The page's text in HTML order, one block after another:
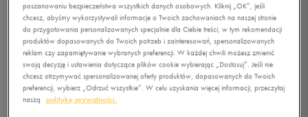
poszanowaniu bezpieczeństwa wszystkich danych osobowych. Kliknij „OK”, jeśli
chcesz, abyśmy wykorzystywali informacje o Twoich zachowaniach na naszej stronie
do przygotowania personalizowanych specjalnie dla Ciebie treści, w tym rekomendacji
produktów dopasowanych do Twoich potrzeb i zainteresowań, spersonalizowanych
reklam czy zapamiętywanie wybranych preferencji. W każdej chwili możesz zmienić
swoją decyzję i ustawienia dotyczące plików cookie wybierając „Dostosuj”. Jeśli nie
chcesz otrzymywać spersonalizowanej oferty produktów, dopasowanych do Twoich
preferencji, wybierz „Odrzuć wszystkie”. W celu uzyskania więcej informacji, przeczytaj
naszą
politykę prywatności.